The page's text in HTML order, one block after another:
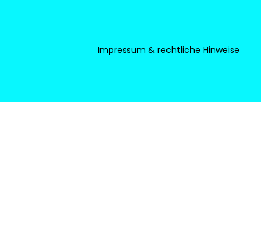
Impressum & rechtliche Hinweise